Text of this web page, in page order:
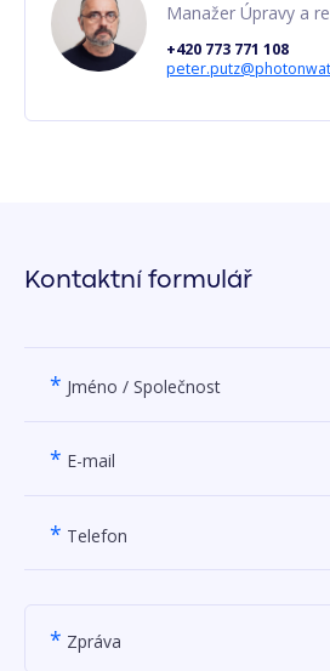
Manažer Úpravy a
+420 773 771 108
Kontaktní formulář
* Jméno / Společnost
* E-mail
* Telefon
* Zpráva